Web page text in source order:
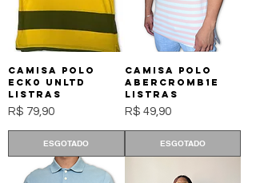
Camisa Polo
ECK0 Unltd
Listras
Preço
R$ 79,90
ESGOTADO
Camisa Polo
Abercromb1e
Listras
Preço
R$ 49,90
ESGOTADO